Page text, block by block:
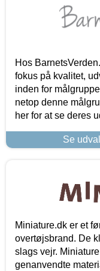
Hos
fokus på kvalitet,
inden for
netop denne
her for at se deres
Se
Miniature.dk er et
overtøjsbrand. De
slags vejr.
genanvendte